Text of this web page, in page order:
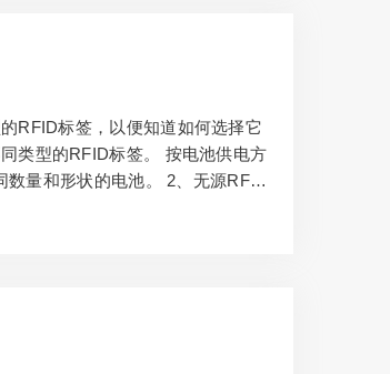
RFID标签，以便知道如何选择它
类型的RFID标签。 按电池供电方
量和形状的电池。 2、无源RFID